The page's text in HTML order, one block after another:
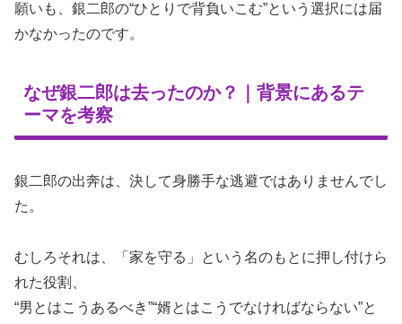
願いも、銀二郎の“ひとりで背負いこむ”という選択には届
かなかったのです。
なぜ銀二郎は去ったのか？｜背景にあるテ
ーマを考察
銀二郎の出奔は、決して身勝手な逃避ではありませんでし
た。
むしろそれは、「家を守る」という名のもとに押し付けら
れた役割、
“男とはこうあるべき”“婿とはこうでなければならない”と